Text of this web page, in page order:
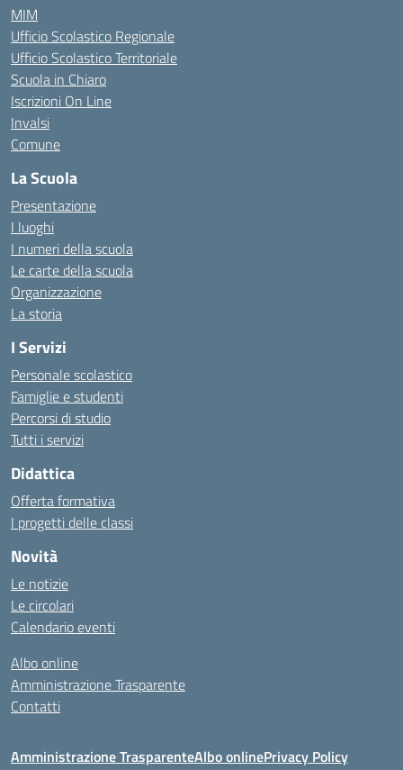
MIM
Ufficio Scolastico Regionale
Ufficio Scolastico Territoriale
Scuola in Chiaro
Iscrizioni On Line
Invalsi
Comune
La Scuola
Presentazione
I luoghi
I numeri della scuola
Le carte della scuola
Organizzazione
La storia
I Servizi
Personale scolastico
Famiglie e studenti
Percorsi di studio
Tutti i servizi
Didattica
Offerta formativa
I progetti delle classi
Novità
Le notizie
Le circolari
Calendario eventi
Albo online
Amministrazione Trasparente
Contatti
Amministrazione TrasparenteAlbo onlinePrivacy Policy